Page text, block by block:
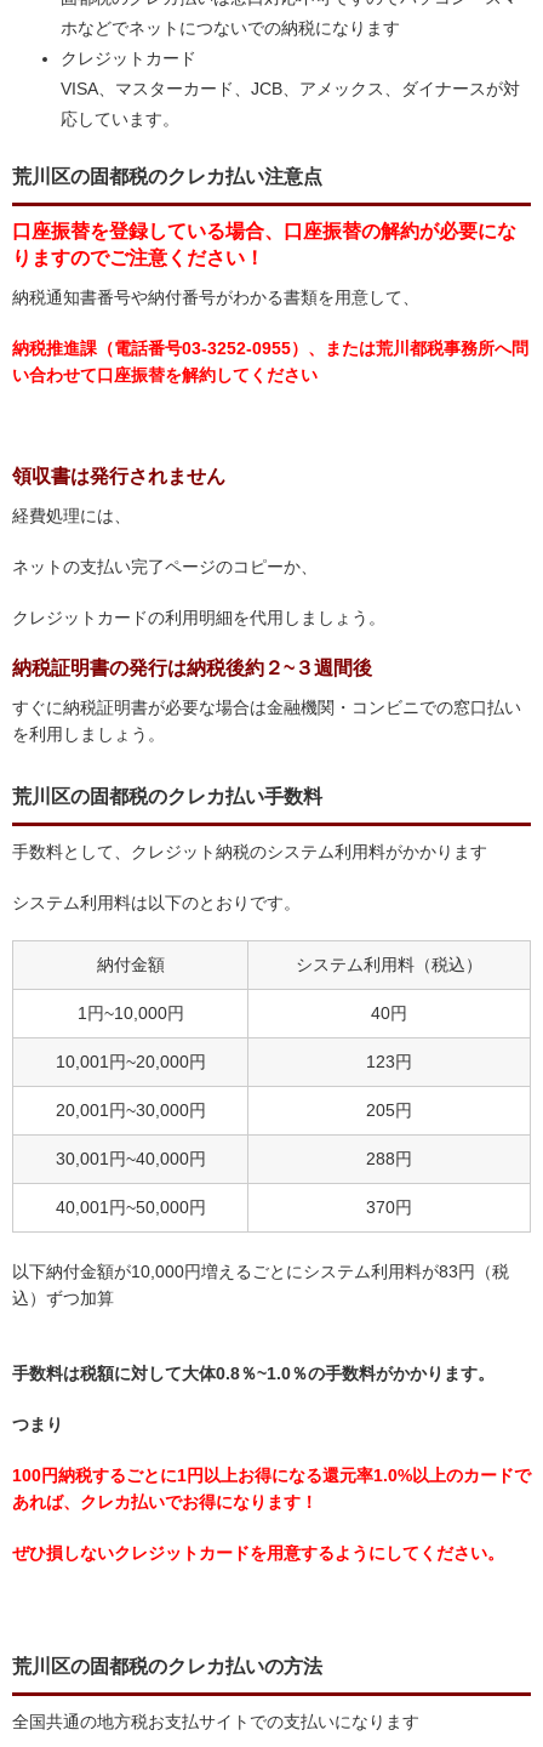
ホなどでネットにつないでの納税になります
クレジットカード
VISA、マスターカード、JCB、アメックス、ダイナースが対
応しています。
荒川区の固都税のクレカ払い注意点
口座振替を登録している場合、口座振替の解約が必要にな
りますのでご注意ください！
納税通知書番号や納付番号がわかる書類を用意して、
納税推進課（電話番号03-3252-0955）、または荒川都税事務所へ問
い合わせて口座振替を解約してください
領収書は発行されません
経費処理には、
ネットの支払い完了ページのコピーか、
クレジットカードの利用明細を代用しましょう。
納税証明書の発行は納税後約２~３週間後
すぐに納税証明書が必要な場合は金融機関・コンビニでの窓口払い
を利用しましょう。
荒川区の固都税のクレカ払い手数料
手数料として、クレジット納税のシステム利用料がかかります
システム利用料は以下のとおりです。
納付金額 システム利用料（税込）
1円~10,000円 40円
10,001円~20,000円 123円
20,001円~30,000円 205円
30,001円~40,000円 288円
40,001円~50,000円 370円
以下納付金額が10,000円増えるごとにシステム利用料が83円（税
込）ずつ加算
手数料は税額に対して大体0.8％~1.0％の手数料がかかります。
つまり
100円納税するごとに1円以上お得になる還元率1.0%以上のカードで
あれば、クレカ払いでお得になります！
ぜひ損しないクレジットカードを用意するようにしてください。
荒川区の固都税のクレカ払いの方法
全国共通の地方税お支払サイトでの支払いになります